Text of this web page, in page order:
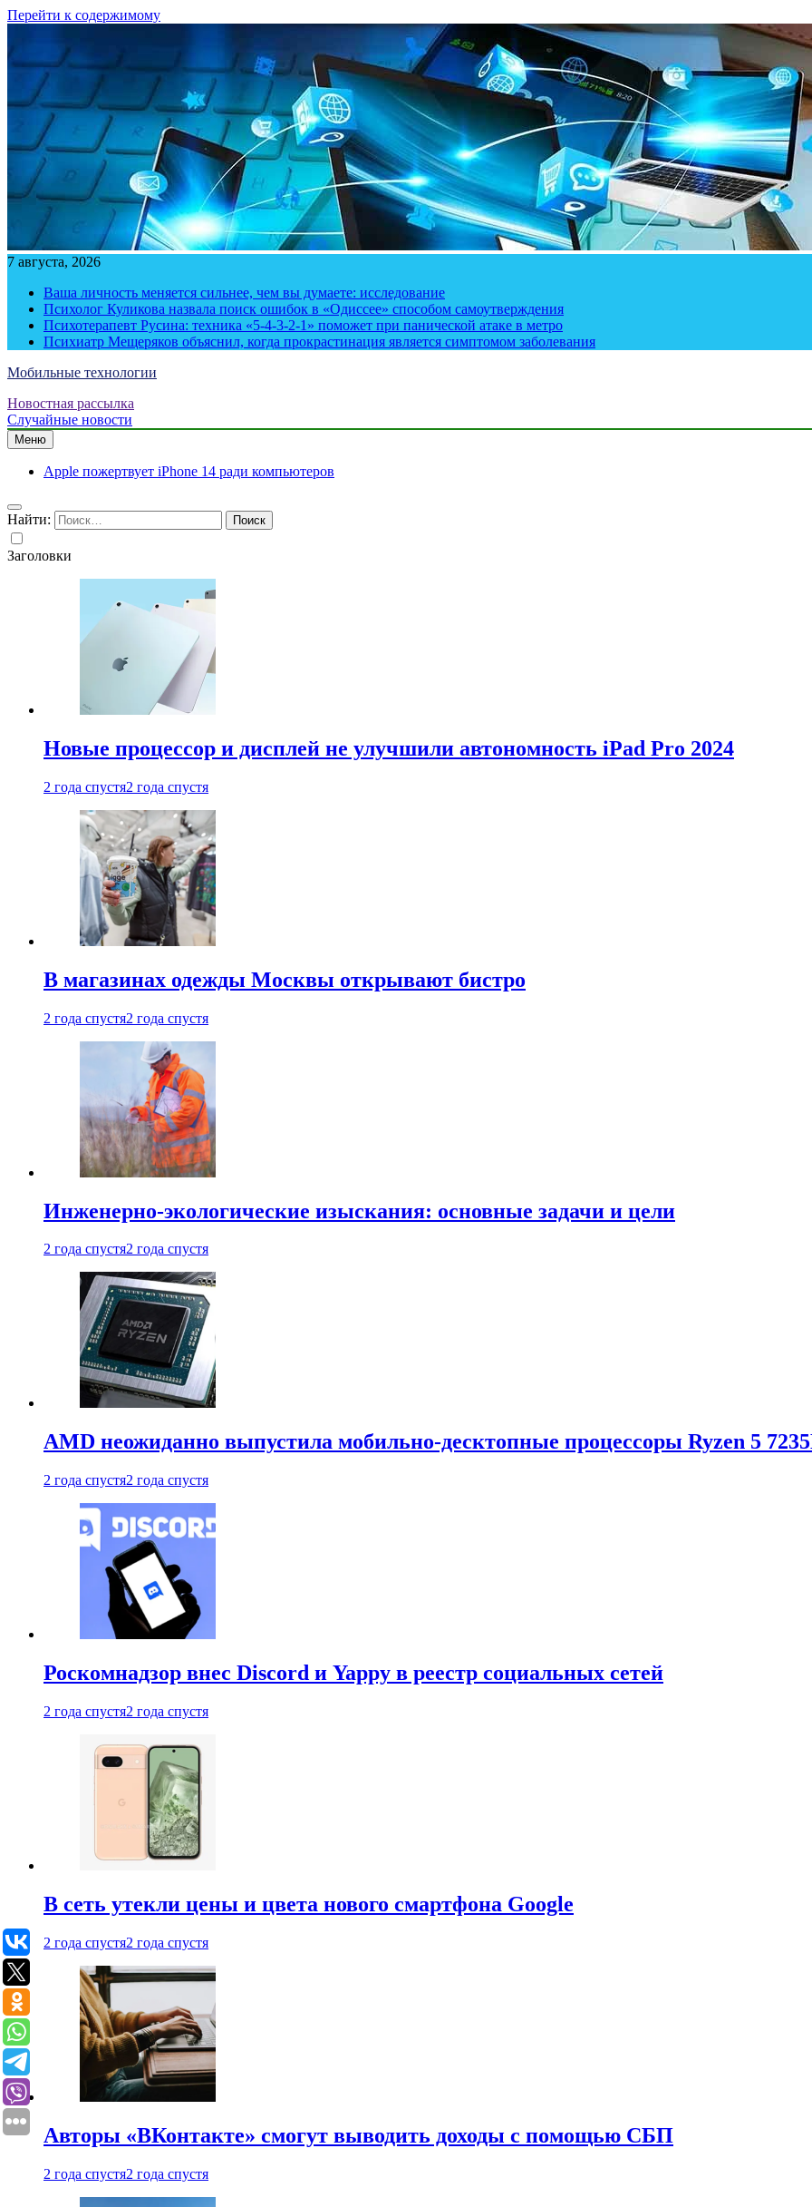
Перейти к содержимому
7 августа, 2026
Ваша личность меняется сильнее, чем вы думаете: исследование
Психолог Куликова назвала поиск ошибок в «Одиссее» способом самоутверждения
Психотерапевт Русина: техника «5-4-3-2-1» поможет при панической атаке в метро
Психиатр Мещеряков объяснил, когда прокрастинация является симптомом заболевания
Мобильные технологии
Новостная рассылка
Случайные новости
Меню
Apple пожертвует iPhone 14 ради компьютеров
Найти:
Заголовки
Новые процессор и дисплей не улучшили автономность iPad Pro 2024
2 года спустя2 года спустя
В магазинах одежды Москвы открывают бистро
2 года спустя2 года спустя
Инженерно-экологические изыскания: основные задачи и цели
2 года спустя2 года спустя
AMD неожиданно выпустила мобильно-десктопные процессоры Ryzen 5
2 года спустя2 года спустя
Роскомнадзор внес Discord и Yappy в реестр социальных сетей
2 года спустя2 года спустя
В сеть утекли цены и цвета нового смартфона Google
2 года спустя2 года спустя
Авторы «ВКонтакте» смогут выводить доходы с помощью СБП
2 года спустя2 года спустя